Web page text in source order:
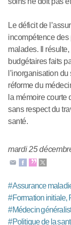
Le déficit de
incompétence des
malades. Il
budgétaires faits
l’inorganisation
réforme du
la mémoire courte
sans respect du
santé.
mardi 25
#Assurance
#Formation initiale,
#Médecin
#Politique de la